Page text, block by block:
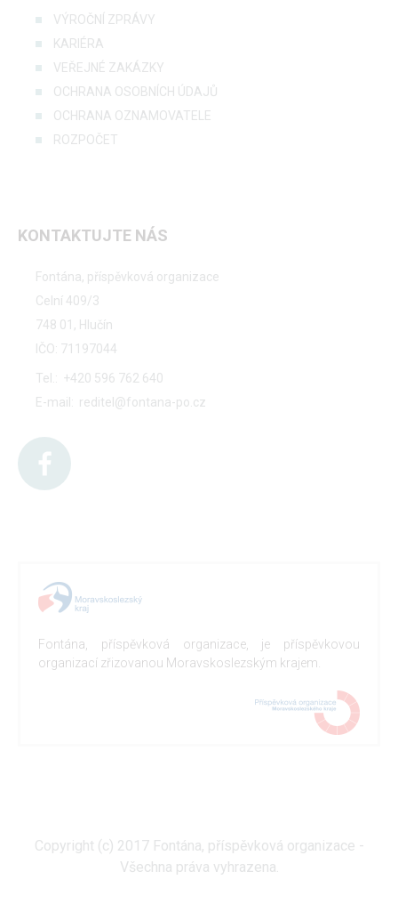
VÝROČNÍ ZPRÁVY
KARIÉRA
VEŘEJNÉ ZAKÁZKY
OCHRANA OSOBNÍCH ÚDAJŮ
OCHRANA OZNAMOVATELE
ROZPOČET
KONTAKTUJTE NÁS
Fontána, příspěvková organizace
Celní 409/3
748 01, Hlučín
IČO: 71197044
Tel.: +420 596 762 640
E-mail: reditel@fontana-po.cz
Fontána, příspěvková organizace, je příspěvkovou
organizací zřizovanou Moravskoslezským krajem.
Copyright (c) 2017 Fontána, příspěvková organizace -
Všechna práva vyhrazena.